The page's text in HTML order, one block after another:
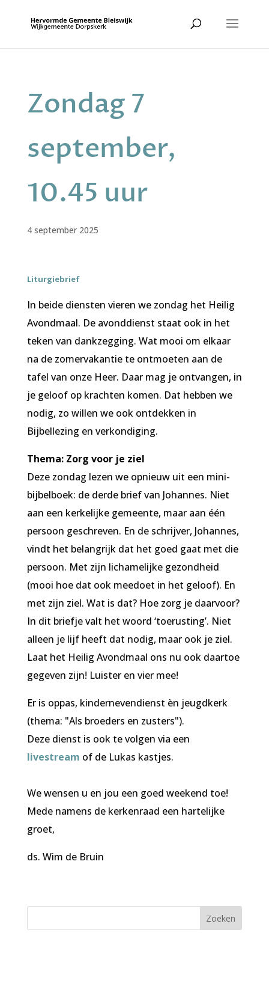
Zondag 7
september,
10.45 uur
4 september 2025
Liturgiebrief
In beide diensten vieren we zondag het Heilig
Avondmaal. De avonddienst staat ook in het
teken van dankzegging. Wat mooi om elkaar
na de zomervakantie te ontmoeten aan de
tafel van onze Heer. Daar mag je ontvangen, in
je geloof op krachten komen. Dat hebben we
nodig, zo willen we ook ontdekken in
Bijbellezing en verkondiging.
Thema: Zorg voor je ziel
Deze zondag lezen we opnieuw uit een mini-
bijbelboek: de derde brief van Johannes. Niet
aan een kerkelijke gemeente, maar aan één
persoon geschreven. En de schrijver, Johannes,
vindt het belangrijk dat het goed gaat met die
persoon. Met zijn lichamelijke gezondheid
(mooi hoe dat ook meedoet in het geloof). En
met zijn ziel. Wat is dat? Hoe zorg je daarvoor?
In dit briefje valt het woord ‘toerusting’. Niet
alleen je lijf heeft dat nodig, maar ook je ziel.
Laat het Heilig Avondmaal ons nu ook daartoe
gegeven zijn! Luister en vier mee!
Er is oppas, kindernevendienst èn jeugdkerk
(thema: "Als broeders en zusters").
Deze dienst is ook te volgen via een
livestream of de Lukas kastjes.
We wensen u en jou een goed weekend toe!
Mede namens de kerkenraad een hartelijke
groet,
ds. Wim de Bruin